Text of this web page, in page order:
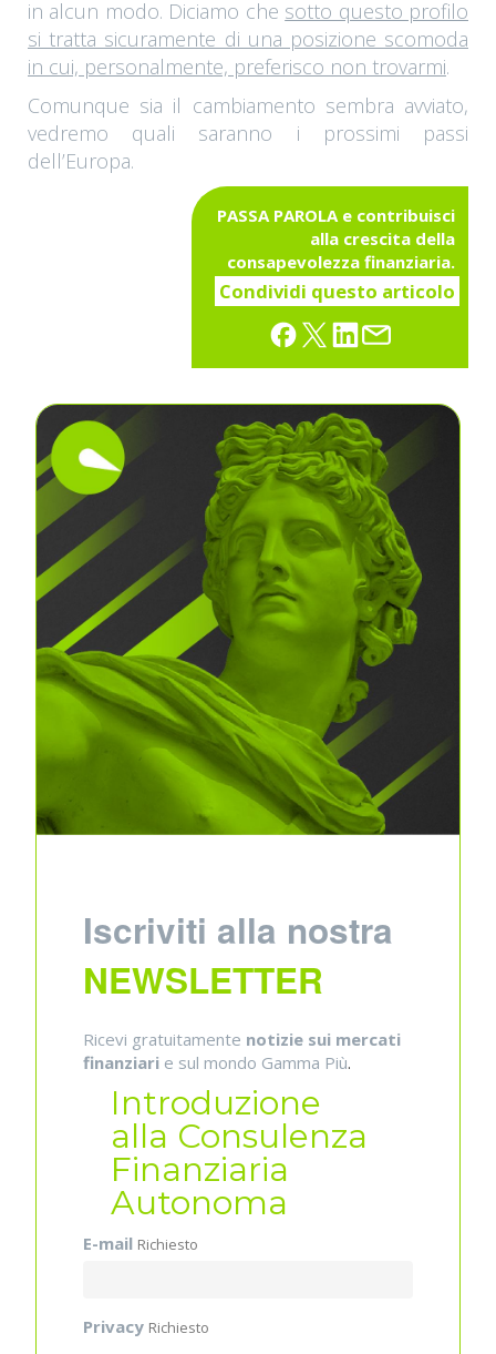
in alcun modo. Diciamo che sotto questo profilo
si tratta sicuramente di una posizione scomoda
in cui, personalmente, preferisco non trovarmi.
Comunque sia il cambiamento sembra avviato,
vedremo quali saranno i prossimi passi
dell’Europa.
PASSA PAROLA e contribuisci
alla crescita della
consapevolezza finanziaria.
Condividi questo articolo
Iscriviti alla nostra
NEWSLETTER
Ricevi gratuitamente notizie sui mercati
finanziari e sul mondo Gamma Più.
Introduzione
alla Consulenza
Finanziaria
Autonoma
E-mail Richiesto
Privacy Richiesto